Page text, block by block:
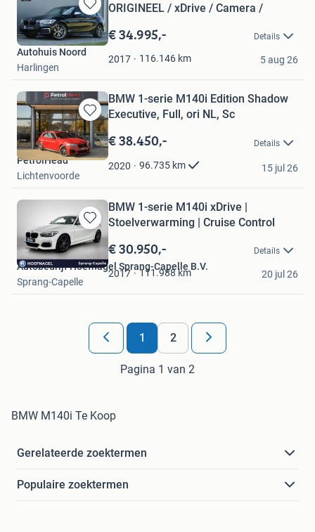
Bewaren
in
Mijn
Favorieten
ORIGINEEL / xDrive / Camera /
€ 34.995,- Details
2017 116.146 km
Autohuis Noord
Harlingen
5 aug 26
Bewaren
in
Mijn
Favorieten
BMW 1-serie M140i Edition Shadow
Executive, Full, ori NL, Sc
€ 38.450,- Details
2020 96.735 km
PetrolHead
Lichtenvoorde
15 jul 26
Bewaren
in
Mijn
Favorieten
BMW 1-serie M140i xDrive |
Stoelverwarming | Cruise Control
€ 30.950,- Details
2017 111.988km
Autobedrijf Hoefnagel Sprang-Capelle B.V.
Sprang-Capelle
20 jul 26
1 2
Pagina 1 van 2
BMW M140i Te Koop
Gerelateerde zoektermen
Populaire zoektermen